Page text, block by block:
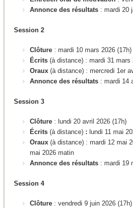
Annonce des résultats : mardi 20
Session 2
Clôture : mardi 10 mars 2026 (17h)
Écrits (à distance) : mardi 31 mars
Oraux (à distance) : mercredi 1er
Annonce des résultats : mardi 14
Session 3
Clôture : lundi 20 avril 2026 (17h)
Écrits (à distance) : lundi 11 mai
Oraux (à distance) : mardi 12 mai
mai 2026 matin
Annonce des résultats : mardi 19
Session 4
Clôture : vendredi 9 juin 2026 (17h)